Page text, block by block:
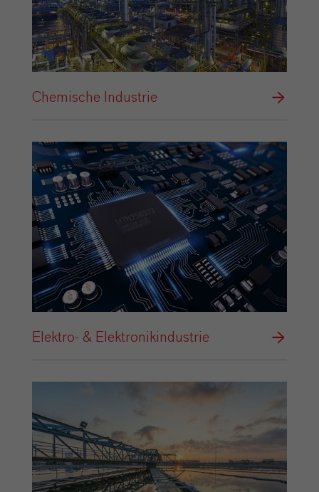
Chemische Industrie
Elektro- & Elektronikindustrie